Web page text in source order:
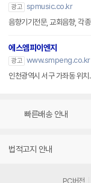
광고 spmusic.co.kr
음향기기전문, 교회음향, 각
에스엠피이엔지
광고 www.smpeng.co.kr
인천광역시 서구 가좌동 위
빠른배송 안내
법적고지 안내
PC버전